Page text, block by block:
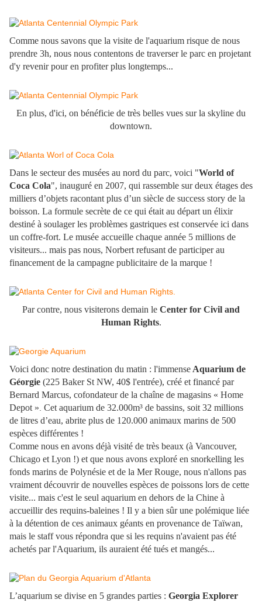
Comme nous savons que la visite de l'aquarium risque de nous
prendre 3h, nous nous contentons de traverser le parc en projetant
d'y revenir pour en profiter plus longtemps...
En plus, d'ici, on bénéficie de très belles vues sur la skyline du
downtown.
Dans le secteur des musées au nord du parc, voici "World of
Coca Cola", inauguré en 2007, qui rassemble sur deux étages des
milliers d’objets racontant plus d’un siècle de success story de la
boisson. La formule secrète de ce qui était au départ un élixir
destiné à soulager les problèmes gastriques est conservée ici dans
un coffre-fort. Le musée accueille chaque année 5 millions de
visiteurs... mais pas nous, Norbert refusant de participer au
financement de la campagne publicitaire de la marque !
Par contre, nous visiterons demain le Center for Civil and
Human Rights.
Voici donc notre destination du matin : l'immense Aquarium de
Géorgie (225 Baker St NW, 40$ l'entrée), créé et financé par
Bernard Marcus, cofondateur de la chaîne de magasins « Home
Depot » Cet aquarium de 32.000m³ de bassins, soit 32 millions
de litres d’eau, abrite plus de 120.000 animaux marins de 500
espèces différentes !
Comme nous en avons déjà visité de très beaux (à Vancouver,
Chicago et Lyon !) et que nous avons exploré en snorkelling les
fonds marins de Polynésie et de la Mer Rouge, nous n'allons pas
vraiment découvrir de nouvelles espèces de poissons lors de cette
visite... mais c'est le seul aquarium en dehors de la Chine à
accueillir des requins-baleines ! Il y a bien sûr une polémique liée
à la détention de ces animaux géants en provenance de Taïwan,
mais le staff vous répondra que si les requins n'avaient pas été
achetés par l'Aquarium, ils auraient été tués et mangés...
L’aquarium se divise en 5 grandes parties : Georgia Explorer